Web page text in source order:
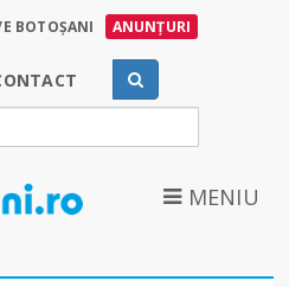
BOTOȘANI ANUNȚURI
MENIU